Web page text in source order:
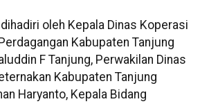
oleh Kepala Dinas Koperasi
Kabupaten Tanjung
F Tanjung, Perwakilan Dinas
Kabupaten Tanjung
Haryanto, Kepala Bidang